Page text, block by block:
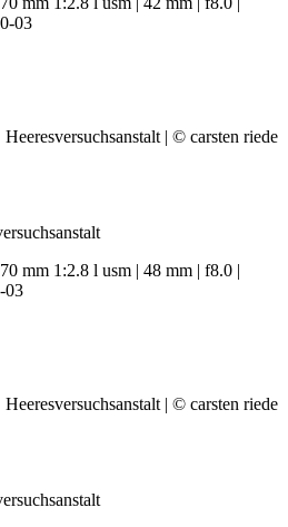
03
mm 1:2.8 l usm | 48 mm | f8.0 |
03